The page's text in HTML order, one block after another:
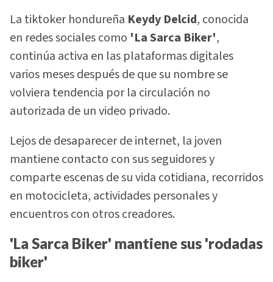
La tiktoker hondureña Keydy Delcid, conocida
en redes sociales como 'La Sarca Biker',
continúa activa en las plataformas digitales
varios meses después de que su nombre se
volviera tendencia por la circulación no
autorizada de un video privado.
Lejos de desaparecer de internet, la joven
mantiene contacto con sus seguidores y
comparte escenas de su vida cotidiana, recorridos
en motocicleta, actividades personales y
encuentros con otros creadores.
'La Sarca Biker' mantiene sus 'rodadas
biker'